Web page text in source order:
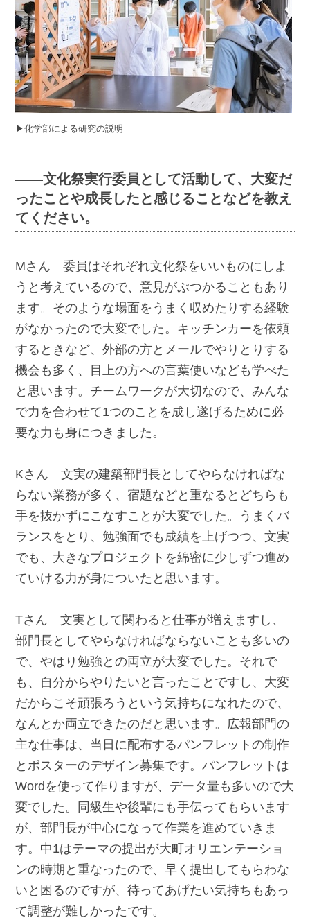
▶︎化学部による研究の説明
――文化祭実行委員として活動して、大変だ
ったことや成長したと感じることなどを教え
てください。
Mさん 委員はそれぞれ文化祭をいいものにしよ
うと考えているので、意見がぶつかることもあり
ます。そのような場面をうまく収めたりする経験
がなかったので大変でした。キッチンカーを依頼
するときなど、外部の方とメールでやりとりする
機会も多く、目上の方への言葉使いなども学べた
と思います。チームワークが大切なので、みんな
で力を合わせて1つのことを成し遂げるために必
要な力も身につきました。
Kさん 文実の建築部門長としてやらなければな
らない業務が多く、宿題などと重なるとどちらも
手を抜かずにこなすことが大変でした。うまくバ
ランスをとり、勉強面でも成績を上げつつ、文実
でも、大きなプロジェクトを綿密に少しずつ進め
ていける力が身についたと思います。
Tさん 文実として関わると仕事が増えますし、
部門長としてやらなければならないことも多いの
で、やはり勉強との両立が大変でした。それで
も、自分からやりたいと言ったことですし、大変
だからこそ頑張ろうという気持ちになれたので、
なんとか両立できたのだと思います。広報部門の
主な仕事は、当日に配布するパンフレットの制作
とポスターのデザイン募集です。パンフレットは
Wordを使って作りますが、データ量も多いので大
変でした。同級生や後輩にも手伝ってもらいます
が、部門長が中心になって作業を進めていきま
す。中1はテーマの提出が大町オリエンテーショ
ンの時期と重なったので、早く提出してもらわな
いと困るのですが、待ってあげたい気持ちもあっ
て調整が難しかったです。